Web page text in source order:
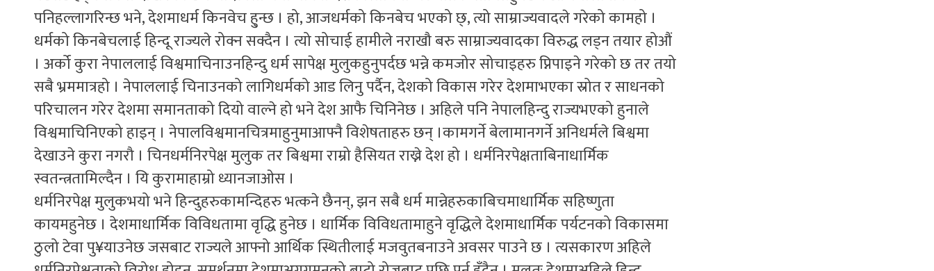
पनिहल्लागरिन्छ भने, देशमाधर्म किनवेच हु्न्छ । हो, आजधर्मको किनबेच भएको छ्, त्यो साम्राज्यवादले गरेको कामहो ।
धर्मको किनबेचलाई हिन्दू राज्यले रोक्न सक्दैन । त्यो सोचाई हामीले नराखौ बरु साम्राज्यवादका विरुद्ध लड्न तयार होऔं
। अर्को कुरा नेपाललाई विश्वमाचिनाउनहिन्दु धर्म सापेक्ष मुलुकहुनुपर्दछ भन्ने कमजोर सोचाइहरु प्निपाइने गरेको छ तर तयो
सबै भ्रममात्रहो । नेपाललाई चिनाउनको लागिधर्मको आड लिनु पर्दैन, देशको विकास गरेर देशमाभएका स्रोत र साधनको
परिचालन गरेर देशमा समानताको दियो वाल्ने हो भने देश आफै चिनिनेछ । अहिले पनि नेपालहिन्दु राज्यभएको हुनाले
विश्वमाचिनिएको हाइन् । नेपालविश्वमानचित्रमाहुनुमाआफ्नै विशेषताहरु छन् ।कामगर्ने बेलामानगर्ने अनिधर्मले बिश्वमा
देखाउने कुरा नगरौ । चिनधर्मनिरपेक्ष मुलुक तर बिश्वमा राम्रो हैसियत राख्ने देश हो । धर्मनिरपेक्षताबिनाधार्मिक
स्वतन्त्रतामिल्दैन । यि कुरामाहाम्रो ध्यानजाओस ।
धर्मनिरपेक्ष मुलुकभयो भने हिन्दुहरुकामन्दिहरु भत्कने छैनन्, झन सबै धर्म मान्नेहरुकाबिचमाधार्मिक सहिष्णुता
कायमहुनेछ । देशमाधार्मिक विविधतामा वृद्धि हुनेछ । धार्मिक विविधतामाहुने वृद्धिले देशमाधार्मिक पर्यटनको विकासमा
ठुलो टेवा पु¥याउनेछ जसबाट राज्यले आफ्नो आर्थिक स्थितीलाई मजवुतबनाउने अवसर पाउने छ । त्यसकारण अहिले